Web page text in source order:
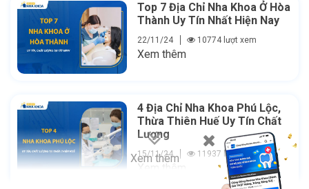
Top 7 Địa Chỉ Nha Khoa Ở Hòa
Thành Uy Tín Nhất Hiện Nay
22/11/24 10774 lượt xem
Xem thêm
4 Địa Chỉ Nha Khoa Phú Lộc,
Thừa Thiên Huế Uy Tín Chất
Lượng
15/11/24 11937 lượt xem
Xem thêm
Xem thêm